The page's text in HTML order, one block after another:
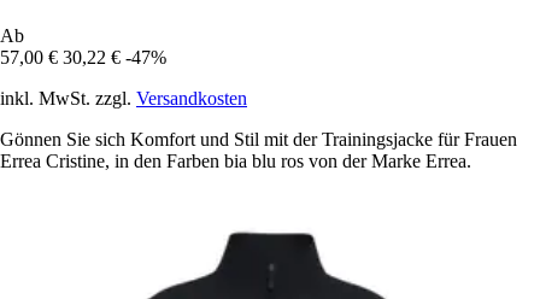
Ab
57,00 € 30,22 € -47%
inkl. MwSt. zzgl. Versandkosten
Gönnen Sie sich Komfort und Stil mit der Trainingsjacke für Frauen
Errea Cristine, in den Farben bia blu ros von der Marke Errea.